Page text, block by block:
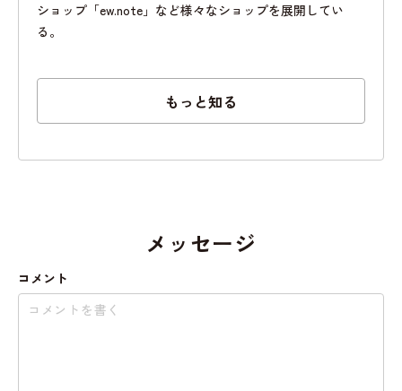
ショップ「ew.note」など様々なショップを展開してい
る。
もっと知る
メッセージ
コメント